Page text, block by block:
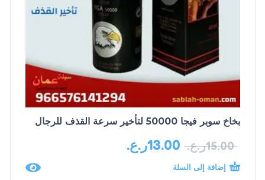
بخاخ سوبر فيجا 50000 لتأخير سرعة القذف للرجال
15.00ر.ع. 13.00ر.ع.
إضافة إلى السلة